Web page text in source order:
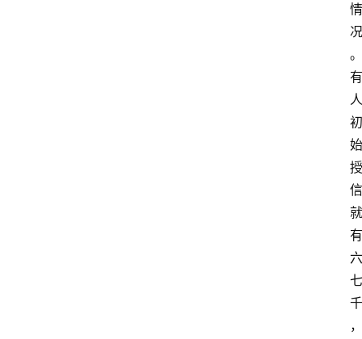
情
况
。
有
人
初
始
授
信
就
有
六
七
千
，